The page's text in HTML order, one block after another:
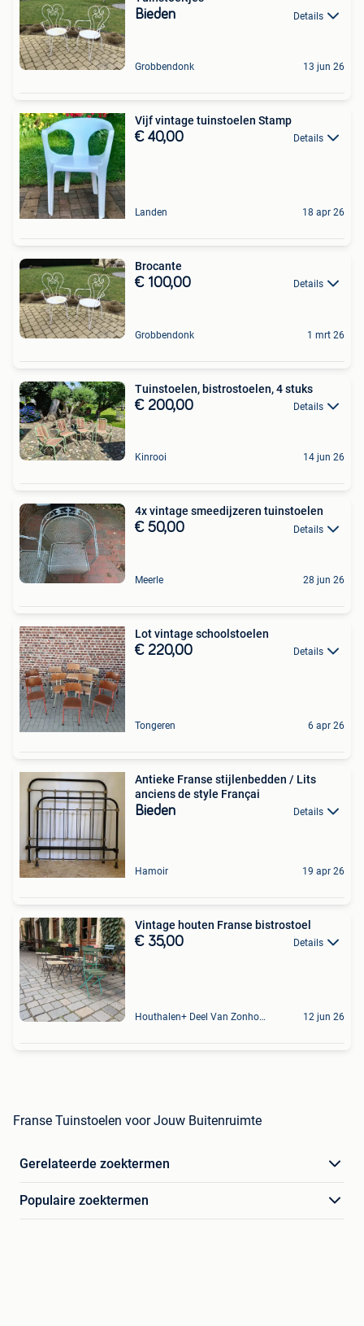
Bieden Details
Grobbendonk 13 jun 26
Vijf vintage tuinstoelen Stamp
€ 40,00 Details
Landen 18 apr 26
Brocante
€ 100,00 Details
Grobbendonk 1 mrt 26
Tuinstoelen, bistrostoelen, 4 stuks
€ 200,00 Details
Kinrooi 14 jun 26
4x vintage smeedijzeren tuinstoelen
€ 50,00 Details
Meerle 28 jun 26
Lot vintage schoolstoelen
€ 220,00 Details
Tongeren 6 apr 26
Antieke Franse stijlenbedden / Lits
anciens de style Françai
Bieden Details
Hamoir 19 apr 26
Vintage houten Franse bistrostoel
€ 35,00 Details
Houthalen+ Deel Van Zonhoven En Zolder 12 jun 26
Franse Tuinstoelen voor Jouw Buitenruimte
Gerelateerde zoektermen
Populaire zoektermen